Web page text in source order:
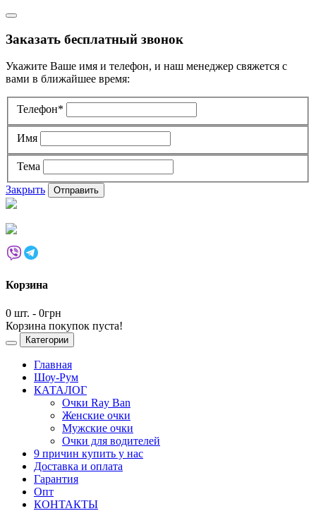
Заказать бесплатный звонок
Укажите Ваше имя и телефон, и наш менеджер свяжется с
вами в ближайшее время:
Телефон*
Имя
Тема
Закрыть
Корзина
0 шт. - 0грн
Корзина покупок пуста!
Категории
Главная
Шоу-Рум
КАТАЛОГ
Очки Ray Ban
Женские очки
Мужские очки
Очки для водителей
9 причин купить у нас
Доставка и оплата
Гарантия
Опт
КОНТАКТЫ